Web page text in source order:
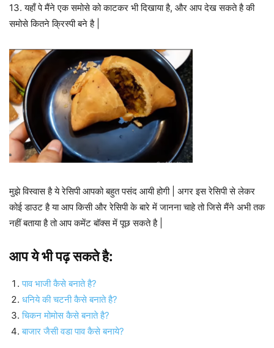
13. यहाँ पे मैंने एक समोसे को काटकर भी दिखाया है, और आप देख सकते है की
समोसे कितने क्रिस्पी बने है |
मुझे विस्वास है ये रेसिपी आपको बहुत पसंद आयी होगी | अगर इस रेसिपी से लेकर
कोई डाउट है या आप किसी और रेसिपी के बारे में जानना चाहे तो जिसे मैंने अभी तक
नहीं बताया है तो आप कमेंट बॉक्स में पूछ सकते है |
आप ये भी पढ़ सकते है:
पाव भाजी कैसे बनाते है?
धनिये की चटनी कैसे बनाते है?
चिकन मोमोस कैसे बनाते है?
बाजार जैसी वडा पाव कैसे बनाये?